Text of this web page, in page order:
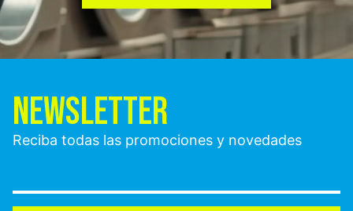
NEWSLETTER
Reciba todas las promociones y novedades